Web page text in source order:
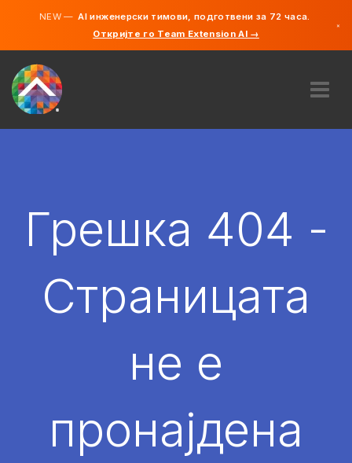
NEW —AI инженерски тимови, подготвени за 72 часа.
Откријте го Team Extension AI →
×
АНГАЖИРАЈ
Грешка 404 -
Страницата
не е
пронајдена